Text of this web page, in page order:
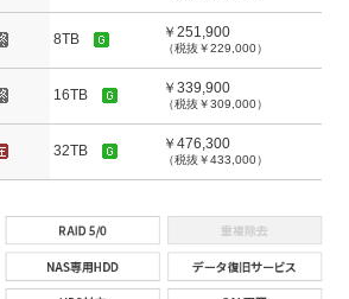
8TB ￥251,900
（税抜￥229,000）
16TB ￥339,900
（税抜￥309,000）
32TB ￥476,300
（税抜￥433,000）